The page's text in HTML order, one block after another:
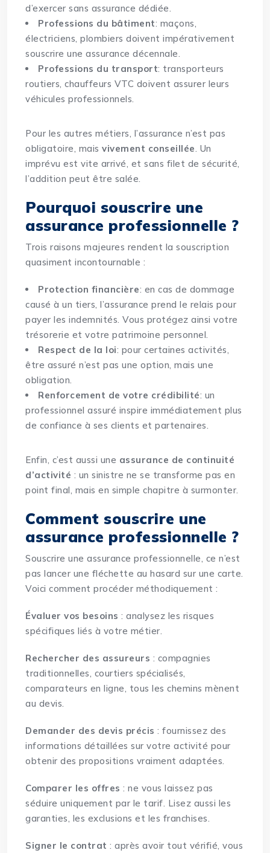
d’exercer sans assurance dédiée.
Professions du bâtiment: maçons,
électriciens, plombiers doivent impérativement
souscrire une assurance décennale.
Professions du transport: transporteurs
routiers, chauffeurs VTC doivent assurer leurs
véhicules professionnels.
Pour les autres métiers, l’assurance n’est pas
obligatoire, maisvivement conseillée. Un
imprévu est vite arrivé, et sans filet de sécurité,
l’addition peut être salée.
Pourquoi souscrire une
assurance professionnelle ?
Trois raisons majeures rendent la souscription
quasiment incontournable :
Protection financière: en cas de dommage
causé à un tiers, l’assurance prend le relais pour
payer les indemnités. Vous protégez ainsi votre
trésorerie et votre patrimoine personnel.
Respect de la loi: pour certaines activités,
être assuré n’est pas une option, mais une
obligation.
Renforcement de votre crédibilité: un
professionnel assuré inspire immédiatement plus
de confiance à ses clients et partenaires.
Enfin, c’est aussi une assurance de continuité
d’activité : un sinistre ne se transforme pas en
point final, mais en simple chapitre à surmonter.
Comment souscrire une
assurance professionnelle ?
Souscrire une assurance professionnelle, ce n’est
pas lancer une fléchette au hasard sur une carte.
Voici comment procéder méthodiquement :
Évaluer vos besoins : analysez les risques
spécifiques liés à votre métier.
Rechercher des assureurs : compagnies
traditionnelles, courtiers spécialisés,
comparateurs en ligne, tous les chemins mènent
au devis.
Demander des devis précis : fournissez des
informations détaillées sur votre activité pour
obtenir des propositions vraiment adaptées.
Comparer les offres : ne vous laissez pas
séduire uniquement par le tarif. Lisez aussi les
garanties, les exclusions et les franchises.
Signer le contrat : après avoir tout vérifié, vous